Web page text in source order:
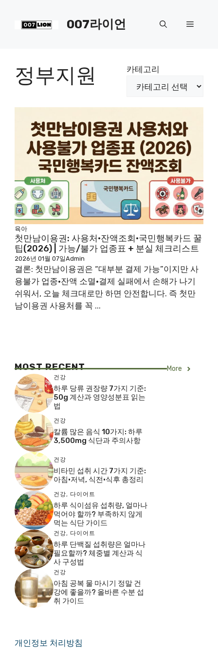
007라이언 메
정부지원 카테고리
육아
첫만남이용권: 사용처·잔액조회·국민행복카드 꿀
팁(2026) | 가능/불가 업종표 + 분실 체크리스트
2026년 01월 07일Admin
결론: 첫만남이용권은 “대부분 결제 가능”이지만 사
용불가 업종·잔액 소멸·결제 실패에서 손해가 나기
쉬워서, 오늘 체크대로만 하면 안전합니다. 즉 첫만
남이용권 사용처를 꼭 ...
MOST RECENT More
건강
하루 당류 권장량 7가지 기준:
50g 계산과 영양성분표 읽는
법
건강
칼륨 많은 음식 10가지: 하루
3,500mg 식단과 주의사항
건강
비타민 섭취 시간 7가지 기준:
아침·저녁, 식전·식후 총정리
건강, 다이어트
하루 식이섬유 섭취량, 얼마나
먹어야 할까? 부족하지 않게
먹는 식단 가이드
건강, 다이어트
하루 단백질 섭취량은 얼마나
필요할까? 체중별 계산과 식
사 구성법
건강
아침 공복 물 마시기 정말 건
강에 좋을까? 올바른 수분 섭
취 가이드
개인정보 처리방침